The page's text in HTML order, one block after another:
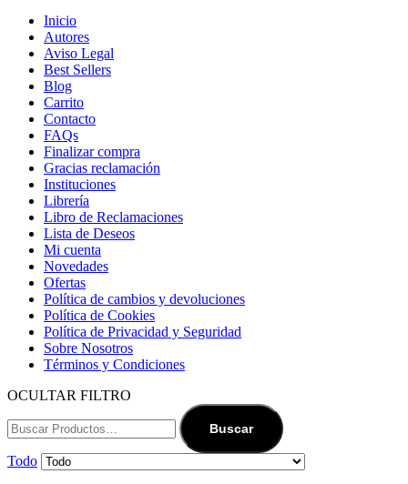
Inicio
Autores
Aviso Legal
Best Sellers
Blog
Carrito
Contacto
FAQs
Finalizar compra
Gracias reclamación
Instituciones
Librería
Libro de Reclamaciones
Lista de Deseos
Mi cuenta
Novedades
Ofertas
Política de cambios y devoluciones
Política de Cookies
Política de Privacidad y Seguridad
Sobre Nosotros
Términos y Condiciones
OCULTAR FILTRO
Buscar
Todo